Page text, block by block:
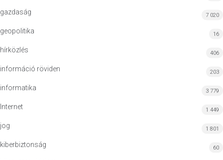
gazdaság 7 020
geopolitika 16
hírközlés 406
információ röviden 203
informatika 3 779
Internet 1 449
jog 1 801
kiberbiztonság 60